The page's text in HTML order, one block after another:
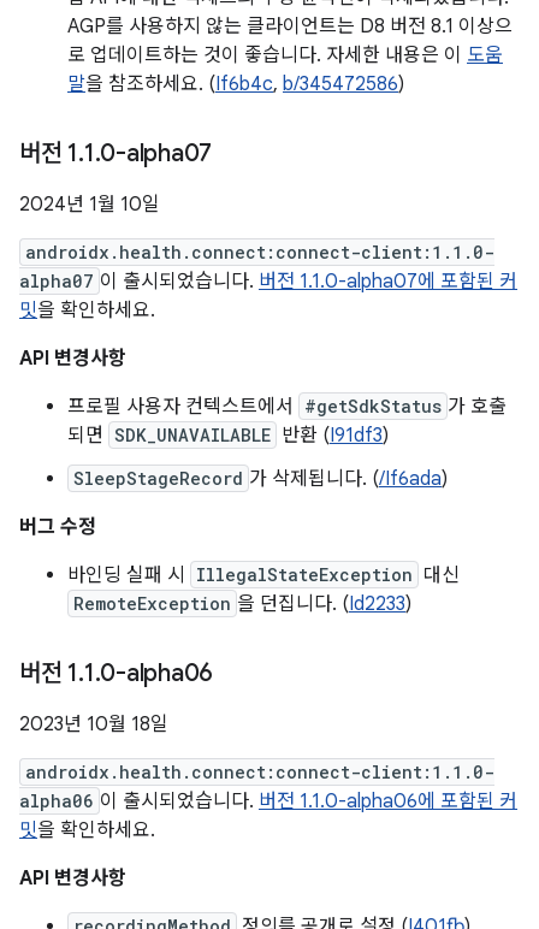
AGP를 사용하지 않는 클라이언트는 D8 버전 8.1 이상으
로 업데이트하는 것이 좋습니다. 자세한 내용은 이 도움
말을 참조하세요. (If6b4c, b/345472586)
버전 1.1.0-alpha07
2024년 1월 10일
androidx.health.connect:connect-client:1.1.0-
alpha07 이 출시되었습니다. 버전 1.1.0-alpha07에 포함된 커
밋을 확인하세요.
API 변경사항
프로필 사용자 컨텍스트에서
#getSdkStatus 가 호출
되면 SDK_UNAVAILABLE 반환 (I91df3)
SleepStageRecord 가 삭제됩니다. (/If6ada)
버그 수정
바인딩 실패 시
IllegalStateException 대신
RemoteException 을 던집니다. (Id2233)
버전 1.1.0-alpha06
2023년 10월 18일
androidx.health.connect:connect-client:1.1.0-
alpha06 이 출시되었습니다. 버전 1.1.0-alpha06에 포함된 커
밋을 확인하세요.
API 변경사항